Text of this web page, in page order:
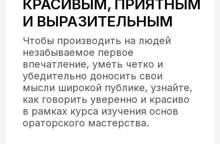
Записаться на бесплатный урок
ПРЕИМУЩЕСТВА